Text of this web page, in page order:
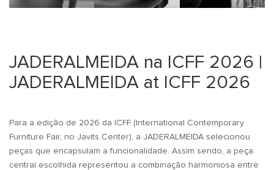
JADERALMEIDA na ICFF 2026 |
JADERALMEIDA at ICFF 2026
Para a edição de 2026 da ICFF (International Contemporary
Furniture Fair, no Javits Center), a JADERALMEIDA selecionou
peças que encapsulam a funcionalidade. Assim sendo, a peça
central escolhida representou a combinação harmoniosa entre